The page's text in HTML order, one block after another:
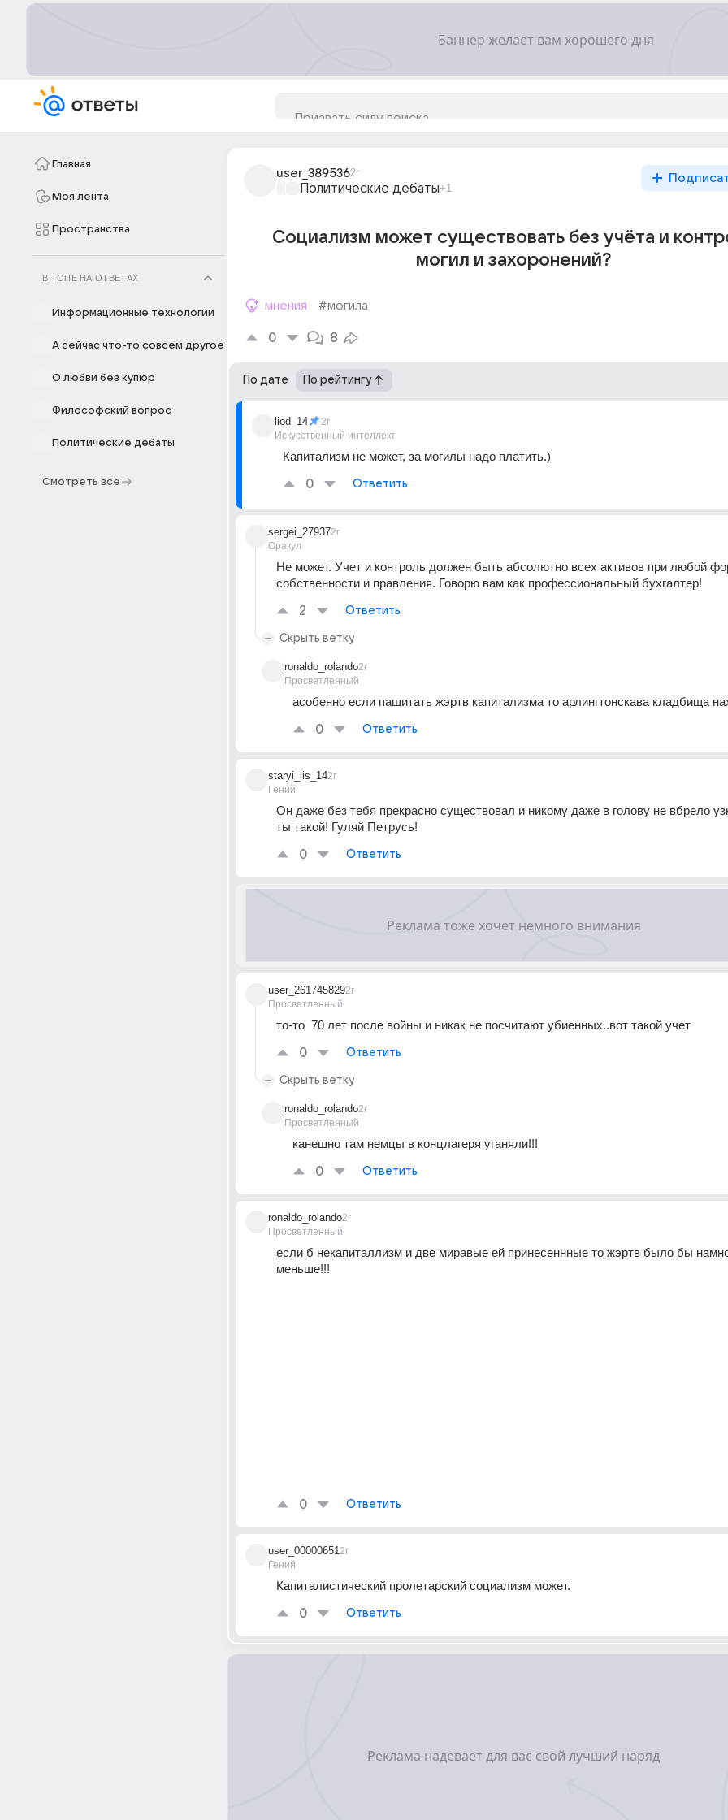
Главная
Моя лента
Пространства
В ТОПЕ НА ОТВЕТАХ
Информационные технологии
А сейчас что-то совсем другое
О любви без купюр
Философский вопрос
Политические дебаты
Смотреть все
user_3895362г
Политические дебаты+1
Социализм может существовать без учёта и
могил и захоронений?
мнения #могила
0 8
По дате По рейтингу
liod_14
Искусственный интеллект
2г
Капитализм не может, за могилы надо платить.)
0 Ответить
sergei_27937
Оракул
2г
Не может. Учет и контроль должен быть абсолютно всех активов при любой
собственности и правления. Говорю вам как профессиональный бухгалтер!
2 Ответить
Скрыть ветку
ronaldo_rolando
Просветленный
2г
асобенно если пащитать жэртв капитализма то арлингтонскава кладбища
0 Ответить
staryi_lis_14
Гений
2г
Он даже без тебя прекрасно существовал и никому даже в голову не вбрело
ты такой! Гуляй Петрусь!
0 Ответить
user_261745829
Просветленный
2г
то-то  70 лет после войны и никак не посчитают убиенных..вот такой учет
0 Ответить
Скрыть ветку
ronaldo_rolando
Просветленный
2г
канешно там немцы в концлагеря уганяли!!!
0 Ответить
ronaldo_rolando
Просветленный
2г
если б некапиталлизм и две миравые ей принесеннные то жэртв было бы
меньше!!!
0 Ответить
user_00000651
Гений
2г
Капиталистический пролетарский социализм может.
0 Ответить